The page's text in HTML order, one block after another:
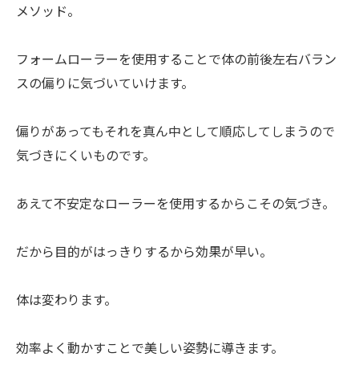
メソッド。
フォームローラーを使用することで体の前後左右バラン
スの偏りに気づいていけます。
偏りがあってもそれを真ん中として順応してしまうので
気づきにくいものです。
あえて不安定なローラーを使用するからこその気づき。
だから目的がはっきりするから効果が早い。
体は変わります。
効率よく動かすことで美しい姿勢に導きます。